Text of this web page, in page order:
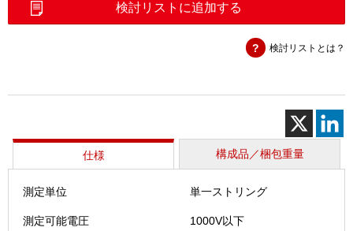
チ
カ
ー
ソ
検討リストに追加する
検討リストとは？
仕様 構成品／梱包重量
測定単位 単一ストリング
測定可能電圧 1000V以下